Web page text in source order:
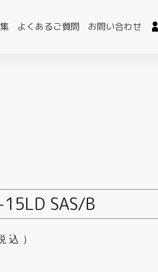
よくあるご質問 お問い合わせ
15LD SAS/B
込）